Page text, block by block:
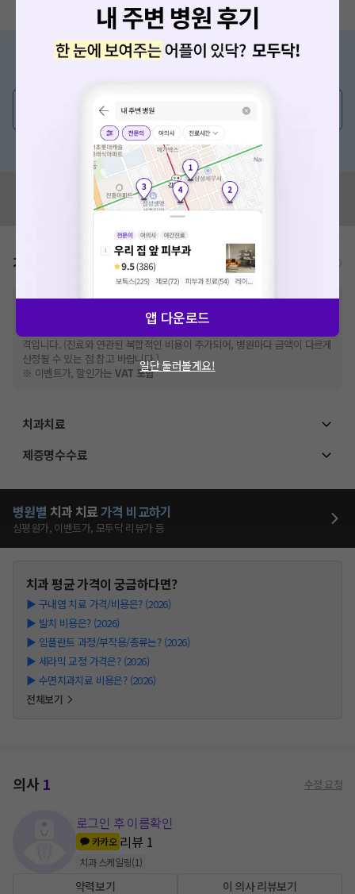
증상/치료, 궁금한 점이 있나요?
💬 무엇이든 물어보세요
혹은, 의료상담 서비스에 다양한 게시글 보러가기
혹시 잘못된 병원정보가 있나요?
모두닥 팀에 알려주세요!
가격표 비급여/급여 진료란?
※비급여 항목의 경우,추가비용 등으로 실제 가격과 상이할 수 있으니, 정확
한 가격은 해당 의료기관에 직접 문의해주세요.
건강보험심사평가원
격입니다. (진료와 연관된 복합적인 비용이 추가되어, 병원마다 금액이 다르게
산정될 수 있는 점 참고 바랍니다.)
※ 이벤트가, 할인가는VAT 포함
치과치료
제증명수수료
병원별 치과 치료가격 비교하기
심평원가, 이벤트가, 모두닥 리뷰가 등
치과평균 가격이 궁금하다면?
▶ 구내염 치료 가격/비용은? (2026)
▶ 발치 비용은? (2026)
▶ 임플란트 과정/부작용/종류는? (2026)
▶ 세라믹 교정 가격은? (2026)
▶ 수면치과치료 비용은? (2026)
전체보기
의사1 수정 요청
로그인 후 이름확인
카카오 리뷰 1
치과 스케일링(1)
약력보기 이 의사 리뷰보기
앱 다운로드
일단 둘러볼게요!